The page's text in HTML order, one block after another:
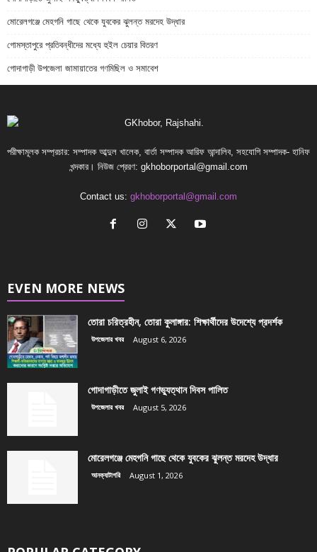
মোরেলগঞ্জে মেহগনি গাছে থেকে যুবকের ঝুলন্ত মরদেহ উদ্ধার
গোমস্তাপুরে প্রতিবন্ধীদের মধ্যে হুইল চেয়ার বিতরণ
গোদাগাড়ী উপজেলা জামায়াতের গণমিছিল ও সমাবেশ
পরীক্ষামূলক সম্প্রচার: সম্পাদক আব্দুল খালেক, বার্তা সম্পাদক আরিফ আন্দালিব, সহযোগি সম্পাদক- হানিফ
খন্দকার। নিউজ প্রেরণ: gkhoborportal@gmail.com
Contact us: gkhoborportal@gmail.com
EVEN MORE NEWS
তোরা চরিত্রহীন, তোরা কুলাঙ্গার: শিক্ষার্থীদের উদেশ্যে প্রদর্শক
উপজেলার খবর August 6, 2026
গোদাগাড়ীতে জুলাই গণভ্যুত্থান দিবস পালিত
উপজেলার খবর August 5, 2026
মোরেলগঞ্জে মেহগনি গাছে থেকে যুবকের ঝুলন্ত মরদেহ উদ্ধার
আনক্যাটাগরি August 1, 2026